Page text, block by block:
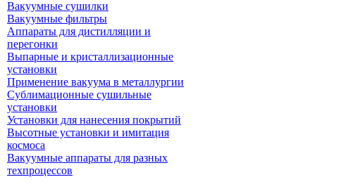
Вакуумные сушилки
Вакуумные фильтры
Аппараты для дистилляции и
перегонки
Выпарные и кристаллизационные
установки
Применение вакуума в металлургии
Сублимационные сушильные
установки
Установки для нанесения покрытий
Высотные установки и имитация
космоса
Вакуумные аппараты для разных
техпроцессов